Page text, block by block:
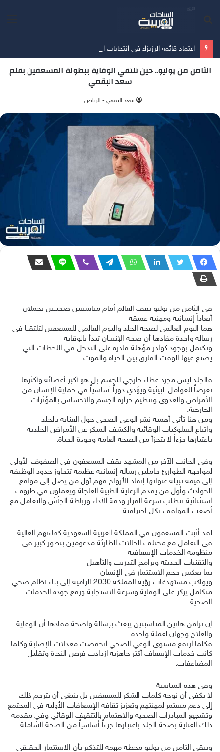
اعتماد قائمة الرزيزاء في انتخابات اتحاد كرة القدم
الثامن من يوليو.. حين تلتقي الوقاية ببطولة المسعفين بقلم
سعد البقمي
سعد البقمي - الرياض
في الثامن من يوليو يقف العالم أمام مناسبتين صحيتين تحملان
أبعاداً إنسانية ومهنية عميقة
هما اليوم العالمي لصحة الجلد واليوم العالمي للمسعفين لتلتقيا في
رسالة واحدة مفادها أن صحة الإنسان تبدأ بالوقاية
وتكتمل بوجود كوادر مؤهلة قادرة على التدخل في اللحظات التي
يصنع فيها الوقت الفارق بين الحياة والموت.
فالجلد ليس مجرد غطاء خارجي للجسم بل هو أكبر أعضائه وأكثرها
تعرضاً للعوامل البيئية ويؤدي دوراً أساسياً في حماية الإنسان من
الأمراض والعدوى وتنظيم حرارة الجسم والإحساس بالمؤثرات
الخارجية.
ومن هنا تأتي أهمية نشر الوعي الصحي حول العناية بالجلد
واتباع السلوكيات الوقائية والكشف المبكر عن الأمراض الجلدية
باعتبارها جزءاً لا يتجزأ من الصحة العامة وجودة الحياة.
وفي الجانب الآخر من المشهد يقف المسعفون في الصفوف الأولى
لمواجهة الطوارئ حاملين رسالة إنسانية عظيمة تتجاوز حدود الوظيفة
إلى قيمة نبيلة عنوانها إنقاذ الأرواح فهم أول من يصل إلى مواقع
الحوادث وأول من يقدم الرعاية الطبية العاجلة ويعملون في ظروف
استثنائية تتطلب سرعة القرار ودقة الأداء ورباطة الجأش والتعامل مع
أصعب المواقف بكل احترافية.
لقد أثبت المسعفون في المملكة العربية السعودية كفاءتهم العالية
في التعامل مع مختلف الحالات الطارئة مدعومين بتطور كبير في
منظومة الخدمات الإسعافية
والتقنيات الحديثة وبرامج التدريب والتأهيل
بما يعكس حجم الاستثمار في الإنسان
ويواكب مستهدفات رؤية المملكة 2030 الرامية إلى بناء نظام صحي
متكامل يركز على الوقاية وسرعة الاستجابة ورفع جودة الخدمات
الصحية.
إن تزامن هاتين المناسبتين يبعث برسالة واضحة مفادها أن الوقاية
والعلاج وجهان لعملة واحدة
فكلما ارتفع مستوى الوعي الصحي انخفضت معدلات الإصابة وكلما
كانت خدمات الإسعاف أكثر جاهزية ازدادت فرص النجاة وتقليل
المضاعفات.
وفي هذه المناسبة
لا يكفي أن نوجه كلمات الشكر للمسعفين بل ينبغي أن يترجم ذلك
إلى دعم مستمر لمهنتهم وتعزيز ثقافة الإسعافات الأولية في المجتمع
وتشجيع المبادرات الصحية والاهتمام بالتثقيف الوقائي وفي مقدمة
ذلك العناية بصحة الجلد باعتبارها جزءاً أساسياً من الصحة الشاملة.
ويبقى الثامن من يوليو محطة مهمة للتذكير بأن الاستثمار الحقيقي